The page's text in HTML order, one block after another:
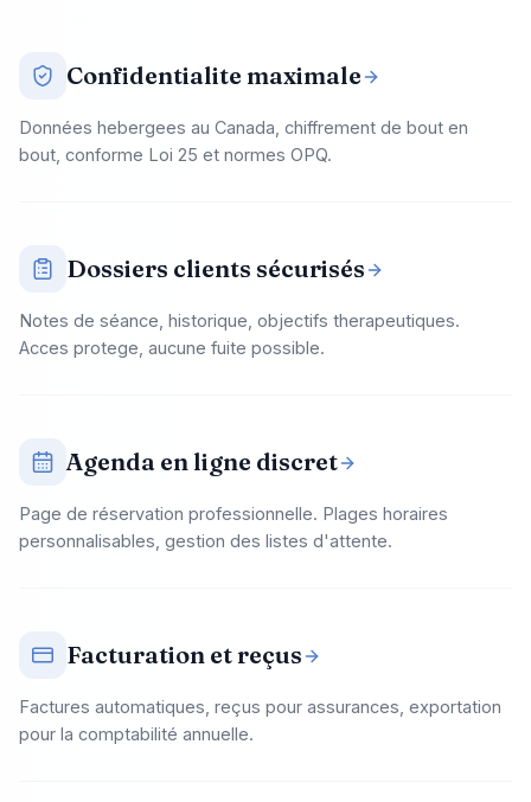
Confidentialite maximale
Données hebergees au Canada, chiffrement de bout en
bout, conforme Loi 25 et normes OPQ.
Dossiers clients sécurisés
Notes de séance, historique, objectifs therapeutiques.
Acces protege, aucune fuite possible.
Agenda en ligne discret
Page de réservation professionnelle. Plages horaires
personnalisables, gestion des listes d'attente.
Facturation et reçus
Factures automatiques, reçus pour assurances, exportation
pour la comptabilité annuelle.